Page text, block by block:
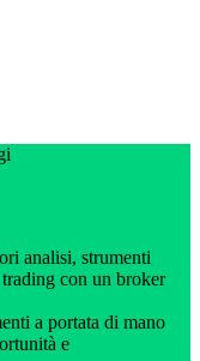
analisi, strumenti
con un broker
a portata di mano
e